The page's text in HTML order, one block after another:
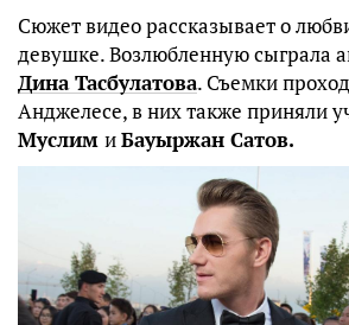
Сюжет видео рассказывает о
девушке. Возлюбленную сыграла
Дина Тасбулатова. Съемки
Анджелесе, в них также приняли
Муслим иБауыржан Сатов.